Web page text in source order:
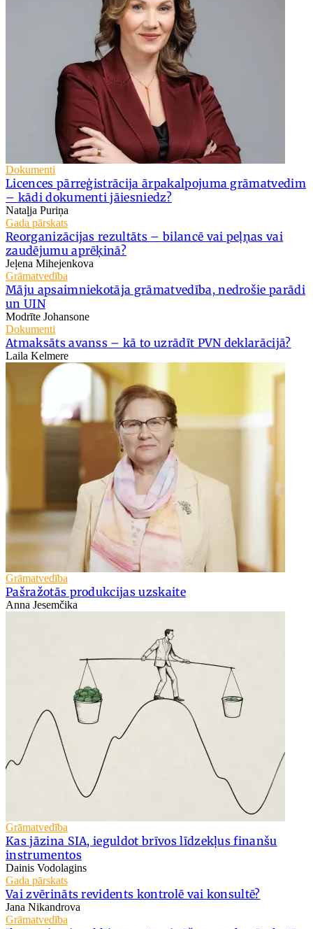
Dokumenti
Licences pārreģistrācija ārpakalpojuma grāmatvedim
– kādi dokumenti jāiesniedz?
Nataļja Puriņa
Gada pārskats
Reorganizācijas rezultāts – bilancē vai peļņas vai
zaudējumu aprēķinā?
Jeļena Mihejenkova
Grāmatvedība
Māju apsaimniekotāja grāmatvedība, nedrošie parādi
un UIN
Modrīte Johansone
Dokumenti
Atmaksāts avanss – kā to uzrādīt PVN deklarācijā?
Laila Kelmere
Grāmatvedība
Pašražotās produkcijas uzskaite
Anna Jesemčika
Grāmatvedība
Kas jāzina SIA, ieguldot brīvos līdzekļus finanšu
instrumentos
Dainis Vodolagins
Gada pārskats
Vai zvērināts revidents kontrolē vai konsultē?
Jana Nikandrova
Grāmatvedība